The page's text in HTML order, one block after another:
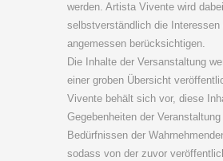
werden. Artista Vivente wird dabei
selbstverständlich die Interessen
angemessen berücksichtigen.
Die Inhalte der Versanstaltung
einer groben Übersicht
Vivente behält sich vor, diese
Gegebenheiten der
Bedürfnissen der
sodass von der zuvor